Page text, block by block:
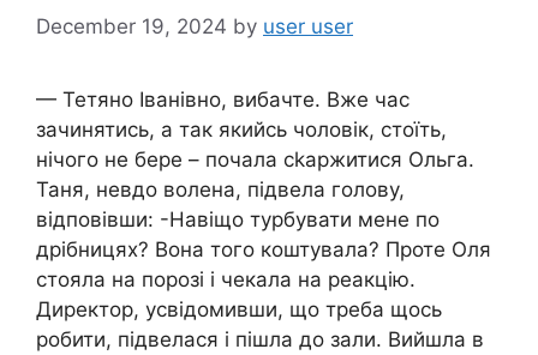
December 19, 2024 by user user
— Тетяно Іванівно, вибачте. Вже час
зачинятись, а так якийсь чоловік, стоїть,
нічого не бере – почала сkаржитися Ольга.
Таня, невдо волена, підвела голову,
відповівши: -Навіщо турбувати мене по
дрібницях? Вона того коштувала? Проте Оля
стояла на порозі і чекала на реакцію.
Директор, усвідомивши, що треба щось
робити, підвелася і пішла до зали. Вийшла в